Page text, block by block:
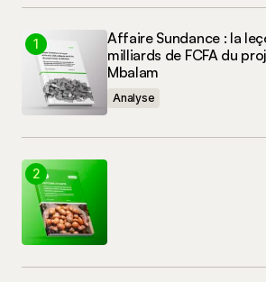
dans le navigateur pour mon
commentaire.
Commenter
Affaire Sundance : la
milliards de FCFA du
Mbalam
Analyse